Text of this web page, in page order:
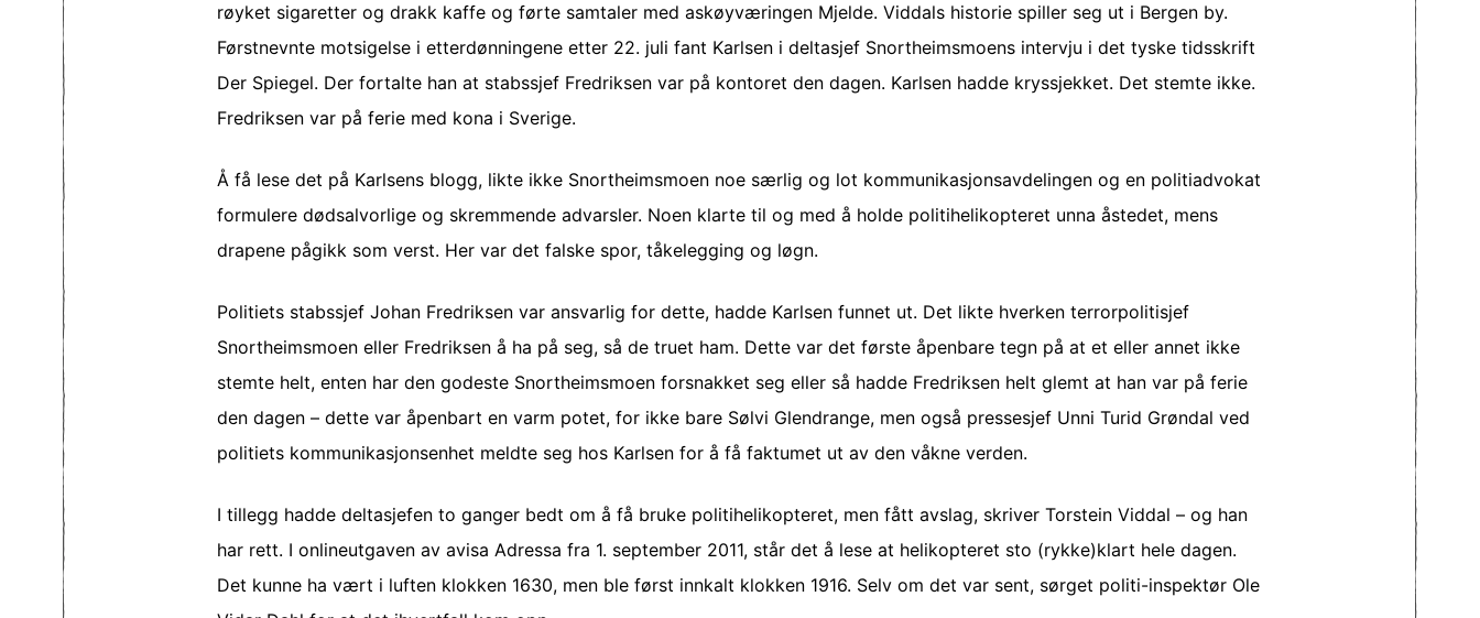
røyket sigaretter og drakk kaffe og førte samtaler med askøyværingen Mjelde. Viddals historie spiller seg ut i Bergen by.
Førstnevnte motsigelse i etterdønningene etter 22. juli fant Karlsen i deltasjef Snortheimsmoens intervju i det tyske tidsskrift
Der Spiegel. Der fortalte han at stabssjef Fredriksen var på kontoret den dagen. Karlsen hadde kryssjekket. Det stemte ikke.
Fredriksen var på ferie med kona i Sverige.
Å få lese det på Karlsens blogg, likte ikke Snortheimsmoen noe særlig og lot kommunikasjonsavdelingen og en politiadvokat
formulere dødsalvorlige og skremmende advarsler. Noen klarte til og med å holde politihelikopteret unna åstedet, mens
drapene pågikk som verst. Her var det falske spor, tåkelegging og løgn.
Politiets stabssjef Johan Fredriksen var ansvarlig for dette, hadde Karlsen funnet ut. Det likte hverken terrorpolitisjef
Snortheimsmoen eller Fredriksen å ha på seg, så de truet ham. Dette var det første åpenbare tegn på at et eller annet ikke
stemte helt, enten har den godeste Snortheimsmoen forsnakket seg eller så hadde Fredriksen helt glemt at han var på ferie
den dagen – dette var åpenbart en varm potet, for ikke bare Sølvi Glendrange, men også pressesjef Unni Turid Grøndal ved
politiets kommunikasjonsenhet meldte seg hos Karlsen for å få faktumet ut av den våkne verden.
I tillegg hadde deltasjefen to ganger bedt om å få bruke politihelikopteret, men fått avslag, skriver Torstein Viddal – og han
har rett. I onlineutgaven av avisa Adressa fra 1. september 2011, står det å lese at helikopteret sto (rykke)klart hele dagen.
Det kunne ha vært i luften klokken 1630, men ble først innkalt klokken 1916. Selv om det var sent, sørget politi-inspektør Ole